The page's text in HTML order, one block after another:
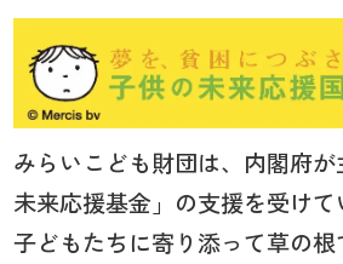
みらいこども財団は、内閣府
未来応援基金」の支援を受けて
子どもたちに寄り添って草の